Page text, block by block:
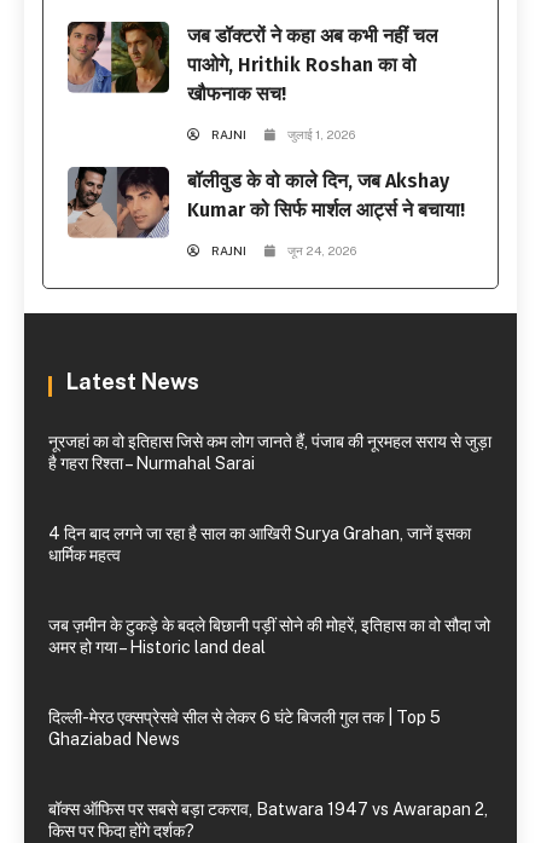
जब डॉक्टरों ने कहा अब कभी नहीं चल
पाओगे, Hrithik Roshan का वो
खौफनाक सच!
RAJNI जुलाई 1, 2026
बॉलीवुड के वो काले दिन, जब Akshay
Kumar को सिर्फ मार्शल आर्ट्स ने बचाया!
RAJNI जून 24, 2026
Latest News
नूरजहां का वो इतिहास जिसे कम लोग जानते हैं, पंजाब की नूरमहल सराय से जुड़ा
है गहरा रिश्ता – Nurmahal Sarai
4 दिन बाद लगने जा रहा है साल का आखिरी Surya Grahan, जानें इसका
धार्मिक महत्व
जब ज़मीन के टुकड़े के बदले बिछानी पड़ीं सोने की मोहरें, इतिहास का वो सौदा जो
अमर हो गया – Historic land deal
दिल्ली-मेरठ एक्सप्रेसवे सील से लेकर 6 घंटे बिजली गुल तक | Top 5
Ghaziabad News
बॉक्स ऑफिस पर सबसे बड़ा टकराव, Batwara 1947 vs Awarapan 2,
किस पर फिदा होंगे दर्शक?